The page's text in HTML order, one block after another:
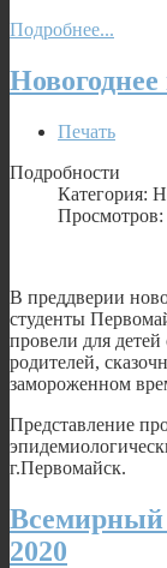
Подробнее...
Новогоднее
Печать
Подробности
Категория:
Просмотров:
В преддверии
студенты
провели для
родителей,
замороженном
Представление
г.Первомайск.
2020